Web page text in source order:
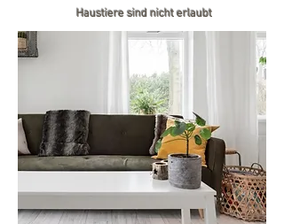
Haustiere sind nicht erlaubt